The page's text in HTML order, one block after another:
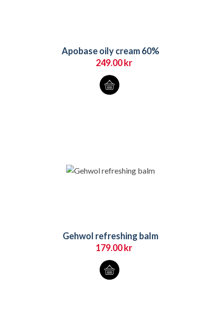
Apobase oily cream 60%
249.00kr
Gehwol refreshing balm
179.00kr